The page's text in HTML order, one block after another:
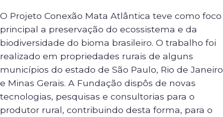
O Projeto Conexão Mata Atlântica teve como foco
principal a preservação do ecossistema e da
biodiversidade do bioma brasileiro. O trabalho foi
realizado em propriedades rurais de alguns
municípios do estado de São Paulo, Rio de Janeiro
e Minas Gerais. A Fundação dispôs de novas
tecnologias, pesquisas e consultorias para o
produtor rural, contribuindo desta forma, para o